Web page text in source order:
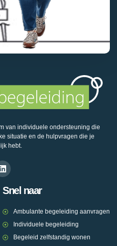
van individuele ondersteuning die
situatie en de hulpvragen die je
hebt.
Snel naar
Ambulante begeleiding aanvragen
Individuele begeleiding
Begeleid zelfstandig wonen